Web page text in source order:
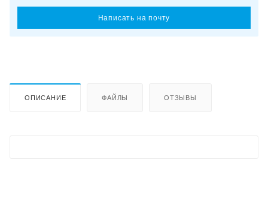
Написать на почту
ОПИСАНИЕ ФАЙЛЫ ОТЗЫВЫ